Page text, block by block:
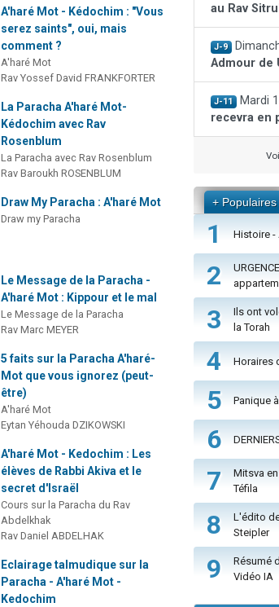
A'haré Mot - Kédochim : "Vous
serez saints", oui, mais
comment ?
A'haré Mot
Rav Yossef David FRANKFORTER
La Paracha A'haré Mot-
Kédochim avec Rav
Rosenblum
La Paracha avec Rav Rosenblum
Rav Baroukh ROSENBLUM
Draw My Paracha : A'haré Mot
Draw my Paracha
Le Message de la Paracha -
A'haré Mot : Kippour et le mal
Le Message de la Paracha
Rav Marc MEYER
5 faits sur la Paracha A'haré-
Mot que vous ignorez (peut-
être)
A'haré Mot
Eytan Yéhouda DZIKOWSKI
A'haré Mot - Kedochim : Les
élèves de Rabbi Akiva et le
secret d'Israël
Cours sur la Paracha du Rav
Abdelkhak
Rav Daniel ABDELHAK
Eclairage talmudique sur la
Paracha - A'haré Mot -
Kedochim
au Rav
J-9
Admour de
J-11 Mardi
recevra en
+ Populaires
1 Histoire -
2
3
Ils ont
la Torah
4 Horaires
5 Panique
6
7
Mitsva
Téfila
8
L'édito
Steipler
9
Résumé
Vidéo IA